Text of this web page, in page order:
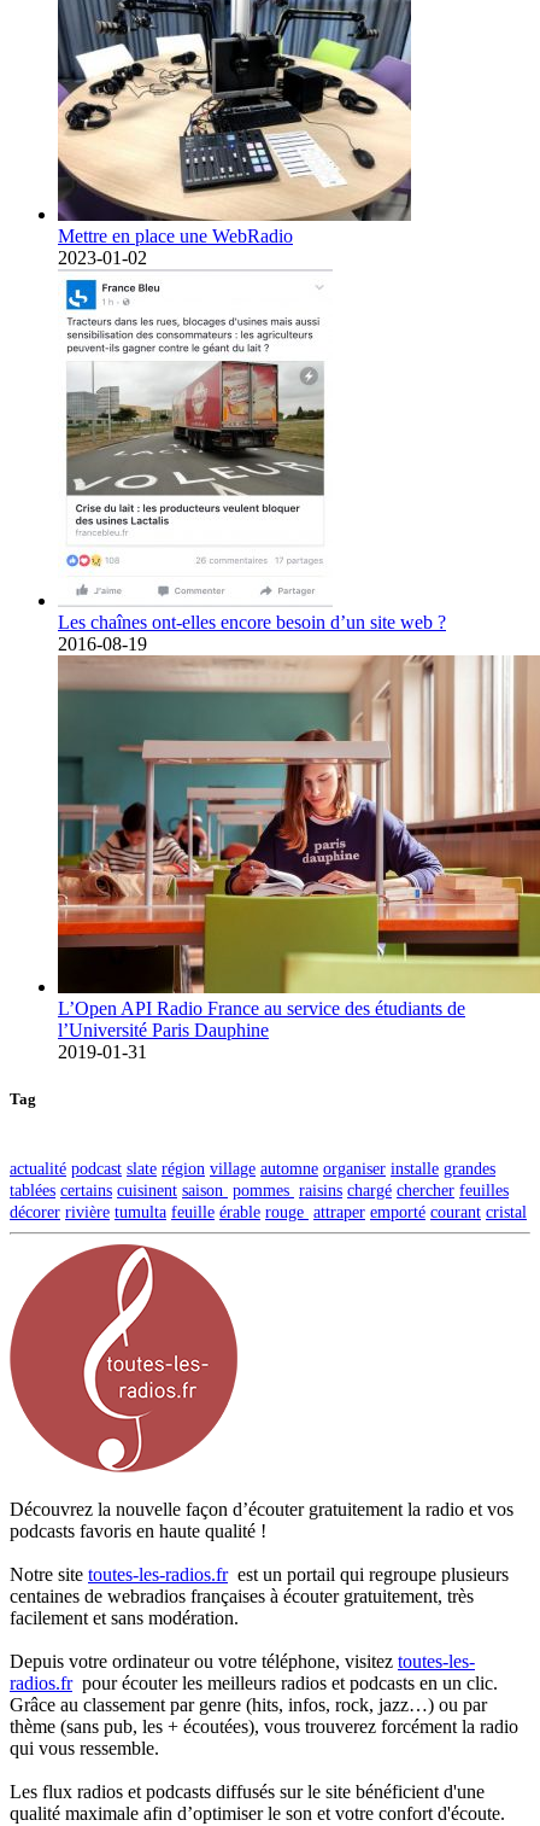
Mettre en place une WebRadio
2023-01-02
Les chaînes ont-elles encore besoin d’un site web ?
2016-08-19
L’Open API Radio France au service des étudiants de
l’Université Paris Dauphine
2019-01-31
Tag
actualité podcast slate région village automne organiser installe grandes
tablées certains cuisinent saison pommes raisins chargé chercher feuilles
décorer rivière tumulta feuille érable rouge attraper emporté courant cristal
Découvrez la nouvelle façon d’écouter gratuitement la radio et vos
podcasts favoris en haute qualité !
Notre site toutes-les-radios.frest un portail qui regroupe plusieurs
centaines de webradios françaises à écouter gratuitement, très
facilement et sans modération.
Depuis votre ordinateur ou votre téléphone, visitez toutes-les-
radios.frpour écouter les meilleurs radios et podcasts en un clic.
Grâce au classement par genre (hits, infos, rock, jazz…) ou par
thème (sans pub, les + écoutées), vous trouverez forcément la radio
qui vous ressemble.
Les flux radios et podcasts diffusés sur le site bénéficient d'une
qualité maximale afin d’optimiser le son et votre confort d'écoute.